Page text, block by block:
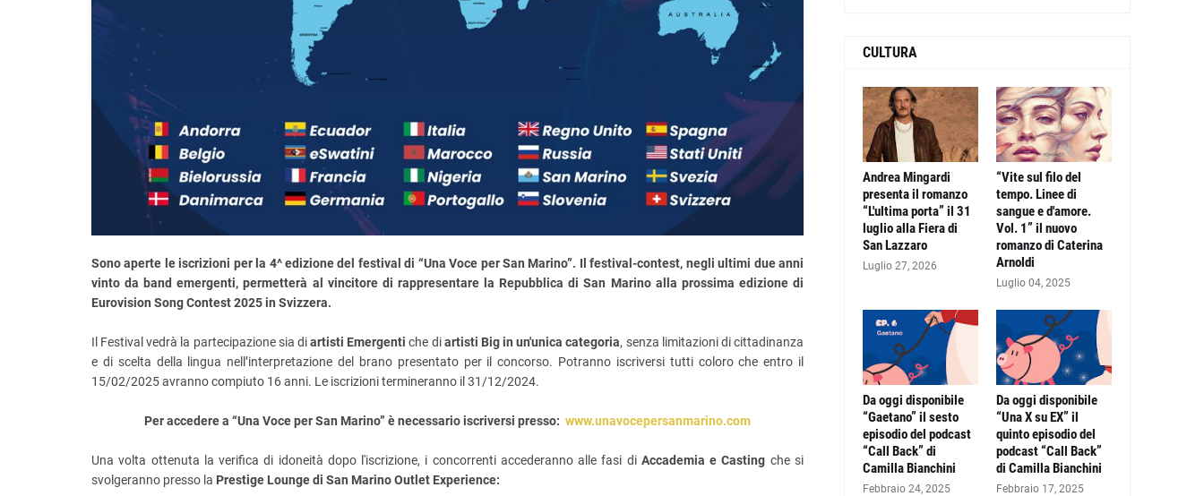
Sono aperte le iscrizioni per la 4^ edizione del festival di “Una Voce per San Marino”. Il festival-contest, negli ultimi due anni
vinto da band emergenti, permetterà al vincitore di rappresentare la Repubblica di San Marino alla prossima edizione di
Eurovision Song Contest 2025 in Svizzera.
Il Festival vedrà la partecipazione sia diartisti Emergentiche diartisti Big in un'unica categoria, senza limitazioni di cittadinanza
e di scelta della lingua nell’interpretazione del brano presentato per il concorso. Potranno iscriversi tutti coloro che entro il
15/02/2025 avranno compiuto 16 anni. Le iscrizioni termineranno il 31/12/2024.
Per accedere a “Una Voce per San Marino” è necessario iscriversi presso: www.unavocepersanmarino.com
Una volta ottenuta la verifica di idoneità dopo l'iscrizione, i concorrenti accederanno alle fasi di Accademia e Casting che si
svolgeranno presso la Prestige Lounge di San Marino Outlet Experience:
CULTURA
Andrea Mingardi
presenta il romanzo
“L'ultima porta” il 31
luglio alla Fiera di
San Lazzaro
Luglio 27, 2026
“Vite sul filo del
tempo. Linee di
sangue e d'amore.
Vol. 1” il nuovo
romanzo di Caterina
Arnoldi
Luglio 04, 2025
Da oggi disponibile
“Gaetano” il sesto
episodio del podcast
“Call Back” di
Camilla Bianchini
Febbraio 24, 2025
Da oggi disponibile
“Una X su EX” il
quinto episodio del
podcast “Call Back”
di Camilla Bianchini
Febbraio 17, 2025